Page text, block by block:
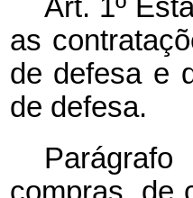
Art. 1º
as
de defesa e
de defesa.